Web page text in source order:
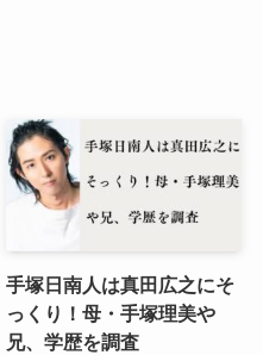
手塚日南人は真田広之にそ
っくり！母・手塚理美や
兄、学歴を調査